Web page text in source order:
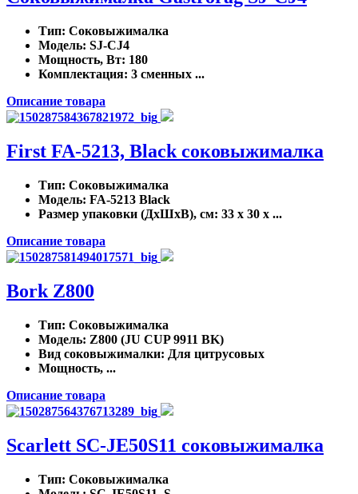
Тип: Соковыжималка
Модель: SJ-CJ4
Мощность, Вт: 180
Комплектация: 3 сменных ...
Описание товара
First FA-5213, Black соковыжималка
Тип: Соковыжималка
Модель: FA-5213 Black
Размер упаковки (ДхШхВ), см: 33 x 30 x ...
Описание товара
Bork Z800
Тип: Соковыжималка
Модель: Z800 (JU CUP 9911 BK)
Вид соковыжималки: Для цитрусовых
Мощность, ...
Описание товара
Scarlett SC-JE50S11 соковыжималка
Тип: Соковыжималка